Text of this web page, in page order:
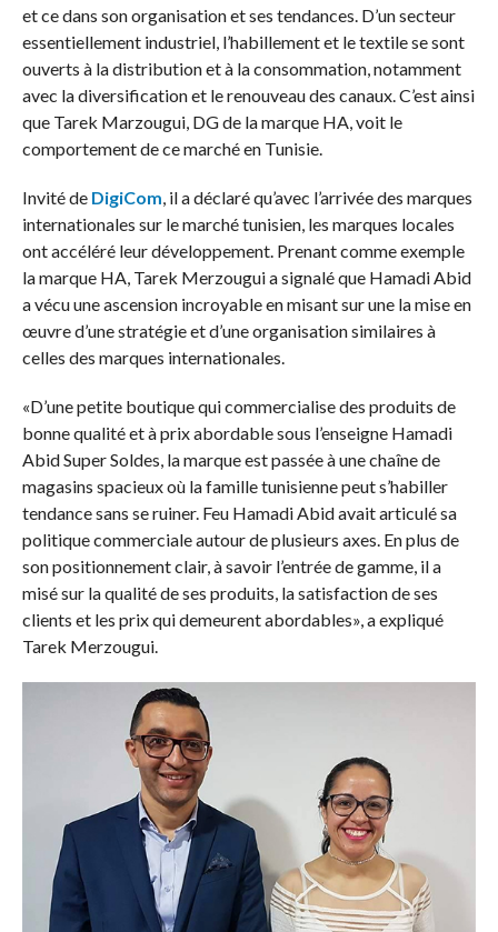
et ce dans son organisation et ses tendances. D’un secteur
essentiellement industriel, l’habillement et le textile se sont
ouverts à la distribution et à la consommation, notamment
avec la diversification et le renouveau des canaux. C’est ainsi
que Tarek Marzougui, DG de la marque HA, voit le
comportement de ce marché en Tunisie.
Invité de DigiCom , il a déclaré qu’avec l’arrivée des marques
internationales sur le marché tunisien, les marques locales
ont accéléré leur développement. Prenant comme exemple
la marque HA, Tarek Merzougui a signalé que Hamadi Abid
a vécu une ascension incroyable en misant sur une la mise en
œuvre d’une stratégie et d’une organisation similaires à
celles des marques internationales.
«D’une petite boutique qui commercialise des produits de
bonne qualité et à prix abordable sous l’enseigne Hamadi
Abid Super Soldes, la marque est passée à une chaîne de
magasins spacieux où la famille tunisienne peut s’habiller
tendance sans se ruiner. Feu Hamadi Abid avait articulé sa
politique commerciale autour de plusieurs axes. En plus de
son positionnement clair, à savoir l’entrée de gamme, il a
misé sur la qualité de ses produits, la satisfaction de ses
clients et les prix qui demeurent abordables», a expliqué
Tarek Merzougui.